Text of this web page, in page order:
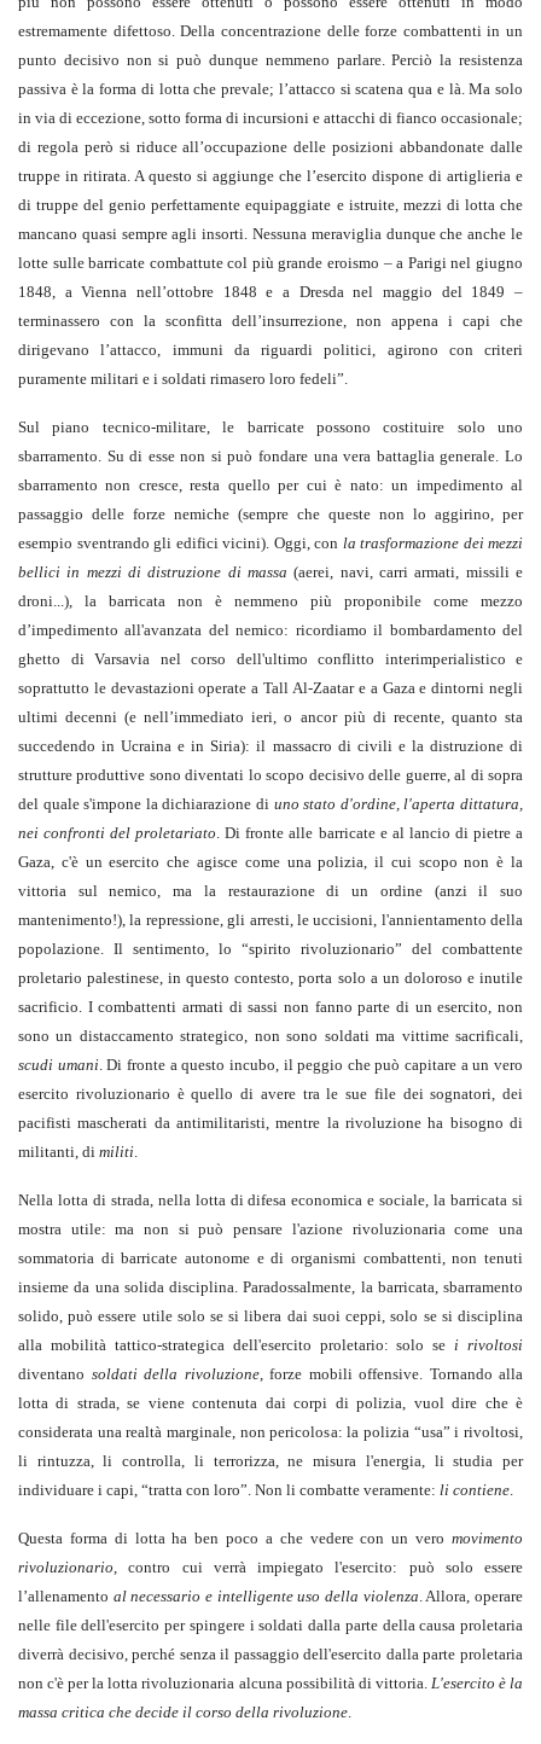
estremamente difettoso. Della concentrazione delle forze combattenti in un
punto decisivo non si può dunque nemmeno parlare. Perciò la resistenza
passiva è la forma di lotta che prevale; l’attacco si scatena qua e là. Ma solo
in via di eccezione, sotto forma di incursioni e attacchi di fianco occasionale;
di regola però si riduce all’occupazione delle posizioni abbandonate dalle
truppe in ritirata. A questo si aggiunge che l’esercito dispone di artiglieria e
di truppe del genio perfettamente equipaggiate e istruite, mezzi di lotta che
mancano quasi sempre agli insorti. Nessuna meraviglia dunque che anche le
lotte sulle barricate combattute col più grande eroismo – a Parigi nel giugno
1848, a Vienna nell’ottobre 1848 e a Dresda nel maggio del 1849 –
terminassero con la sconfitta dell’insurrezione, non appena i capi che
dirigevano l’attacco, immuni da riguardi politici, agirono con criteri
puramente militari e i soldati rimasero loro fedeli”.
Sul piano tecnico-militare, le barricate possono costituire solo uno
sbarramento. Su di esse non si può fondare una vera battaglia generale. Lo
sbarramento non cresce, resta quello per cui è nato: un impedimento al
passaggio delle forze nemiche (sempre che queste non lo aggirino, per
esempio sventrando gli edifici vicini). Oggi, con la trasformazione dei mezzi
bellici in mezzi di distruzione di massa(aerei, navi, carri armati, missili e
droni...), la barricata non è nemmeno più proponibile come mezzo
d’impedimento all'avanzata del nemico: ricordiamo il bombardamento del
ghetto di Varsavia nel corso dell'ultimo conflitto interimperialistico e
soprattutto le devastazioni operate a Tall Al-Zaatar e a Gaza e dintorni negli
ultimi decenni (e nell’immediato ieri, o ancor più di recente, quanto sta
succedendo in Ucraina e in Siria): il massacro di civili e la distruzione di
strutture produttive sono diventati lo scopo decisivo delle guerre, al di sopra
del quale s'impone la dichiarazione di uno stato d'ordine, l'aperta dittatura,
nei confronti del proletariato. Di fronte alle barricate e al lancio di pietre a
Gaza, c'è un esercito che agisce come una polizia, il cui scopo non è la
vittoria sul nemico, ma la restaurazione di un ordine (anzi il suo
mantenimento!), la repressione, gli arresti, le uccisioni, l'annientamento della
popolazione. Il sentimento, lo “spirito rivoluzionario” del combattente
proletario palestinese, in questo contesto, porta solo a un doloroso e inutile
sacrificio. I combattenti armati di sassi non fanno parte di un esercito, non
sono un distaccamento strategico, non sono soldati ma vittime sacrificali,
scudi umani. Di fronte a questo incubo, il peggio che può capitare a un vero
esercito rivoluzionario è quello di avere tra le sue file dei sognatori, dei
pacifisti mascherati da antimilitaristi, mentre la rivoluzione ha bisogno di
militanti, di militi.
Nella lotta di strada, nella lotta di difesa economica e sociale, la barricata si
mostra utile: ma non si può pensare l'azione rivoluzionaria come una
sommatoria di barricate autonome e di organismi combattenti, non tenuti
insieme da una solida disciplina. Paradossalmente, la barricata, sbarramento
solido, può essere utile solo se si libera dai suoi ceppi, solo se si disciplina
alla mobilità tattico-strategica dell'esercito proletario: solo sei rivoltosi
diventano soldati della rivoluzione, forze mobili offensive. Tornando alla
lotta di strada, se viene contenuta dai corpi di polizia, vuol dire che è
considerata una realtà marginale, non pericolosa: la polizia “usa” i rivoltosi,
li rintuzza, li controlla, li terrorizza, ne misura l'energia, li studia per
individuare i capi, “tratta con loro”. Non li combatte veramente: li contiene.
Questa forma di lotta ha ben poco a che vedere con un vero movimento
rivoluzionario, contro cui verrà impiegato l'esercito: può solo essere
l’allenamento al necessario e intelligente uso della violenza. Allora, operare
nelle file dell'esercito per spingere i soldati dalla parte della causa proletaria
diverrà decisivo, perché senza il passaggio dell'esercito dalla parte proletaria
non c'è per la lotta rivoluzionaria alcuna possibilità di vittoria. L'esercito è la
massa critica che decide il corso della rivoluzione.